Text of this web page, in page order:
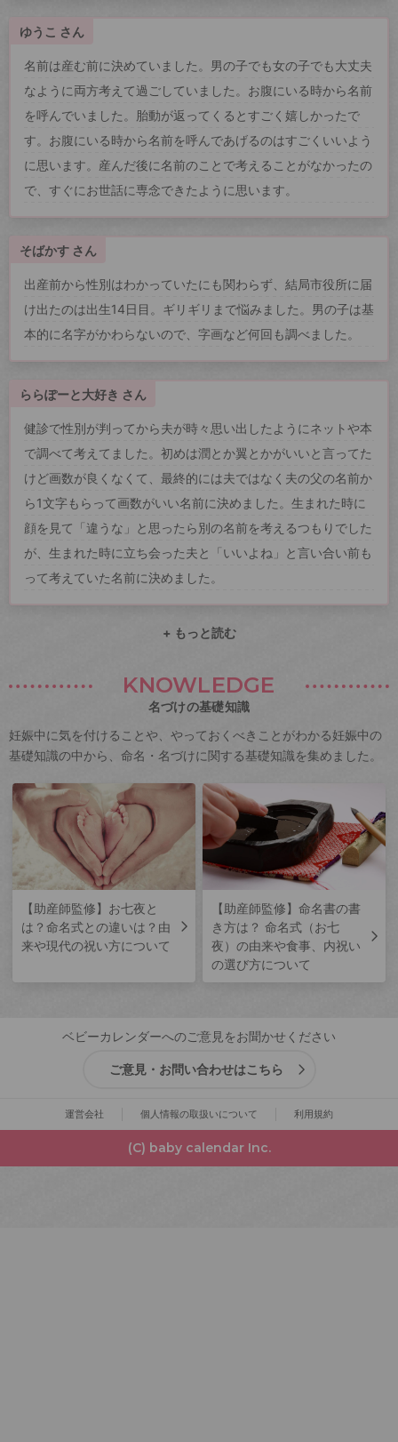
ゆうこ さん
名前は産む前に決めていました。男の子でも女の子でも大丈夫
なように両方考えて過ごしていました。お腹にいる時から名前
を呼んでいました。胎動が返ってくるとすごく嬉しかったで
す。お腹にいる時から名前を呼んであげるのはすごくいいよう
に思います。産んだ後に名前のことで考えることがなかったの
で、すぐにお世話に専念できたように思います。
そばかす さん
出産前から性別はわかっていたにも関わらず、結局市役所に届
け出たのは出生14日目。ギリギリまで悩みました。男の子は基
本的に名字がかわらないので、字画など何回も調べました。
ららぽーと大好き さん
健診で性別が判ってから夫が時々思い出したようにネットや本
で調べて考えてました。初めは潤とか翼とかがいいと言ってた
けど画数が良くなくて、最終的には夫ではなく夫の父の名前か
ら1文字もらって画数がいい名前に決めました。生まれた時に
顔を見て「違うな」と思ったら別の名前を考えるつもりでした
が、生まれた時に立ち会った夫と「いいよね」と言い合い前も
って考えていた名前に決めました。
+ もっと読む
KNOWLEDGE
名づけの基礎知識
妊娠中に気を付けることや、やっておくべきことがわかる妊娠中の
基礎知識の中から、命名・名づけに関する基礎知識を集めました。
【助産師監修】お七夜と
は？命名式との違いは？由
来や現代の祝い方について
【助産師監修】命名書の書
き方は？ 命名式（お七
夜）の由来や食事、内祝い
の選び方について
ベビーカレンダーへのご意見をお聞かせください
ご意見・お問い合わせはこちら
運営会社 個人情報の取扱いについて 利用規約
(C) baby calendar Inc.